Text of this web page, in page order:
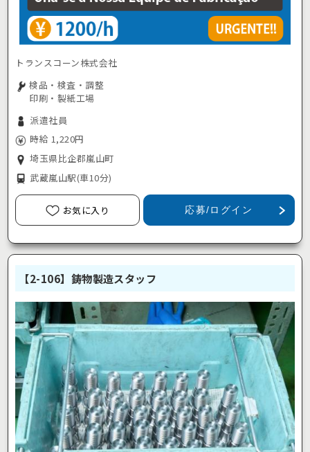
トランスコーン株式会社
検品・検査・調整
印刷・製紙工場
派遣社員
時給 1,220円
埼玉県比企郡嵐山町
武蔵嵐山駅(車10分)
お気に入り 応募/ログイン
【2-106】鋳物製造スタッフ